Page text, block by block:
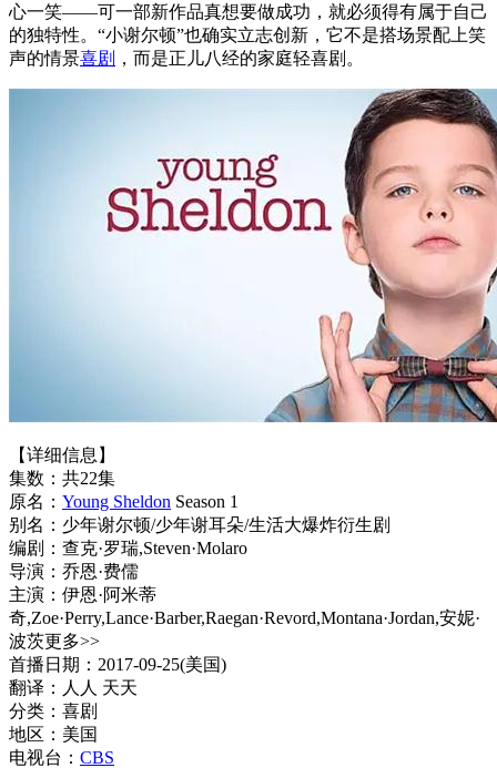
心一笑——可一部新作品真想要做成功，就必须得有属于自己
的独特性。 “小谢尔顿”也确实立志创新，它不是搭场景配上笑
声的情景喜剧 ，而是正儿八经的家庭轻喜剧。
【详细信息】
集数：共22集
原名： Young Sheldon Season 1
别名：少年谢尔顿/少年谢耳朵/生活大爆炸衍生剧
编剧：查克·罗瑞,Steven·Molaro
导演：乔恩·费儒
主演：伊恩·阿米蒂
奇,Zoe·Perry,Lance·Barber,Raegan·Revord,Montana·Jordan,安妮·
波茨更多>>
首播日期：2017-09-25(美国)
翻译：人人 天天
分类：喜剧
地区：美国
电视台： CBS